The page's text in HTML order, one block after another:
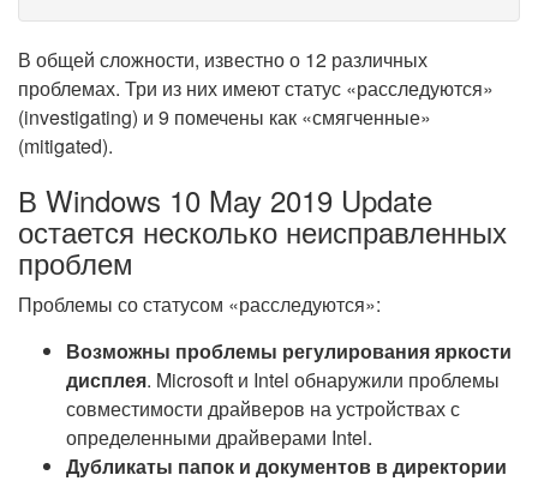
В общей сложности, известно о 12 различных
проблемах. Три из них имеют статус «расследуются»
(investigating) и 9 помечены как «смягченные»
(mitigated).
В Windows 10 May 2019 Update
остается несколько неисправленных
проблем
Проблемы со статусом «расследуются»:
Возможны проблемы регулирования яркости
дисплея. Microsoft и Intel обнаружили проблемы
совместимости драйверов на устройствах с
определенными драйверами Intel.
Дубликаты папок и документов в директории